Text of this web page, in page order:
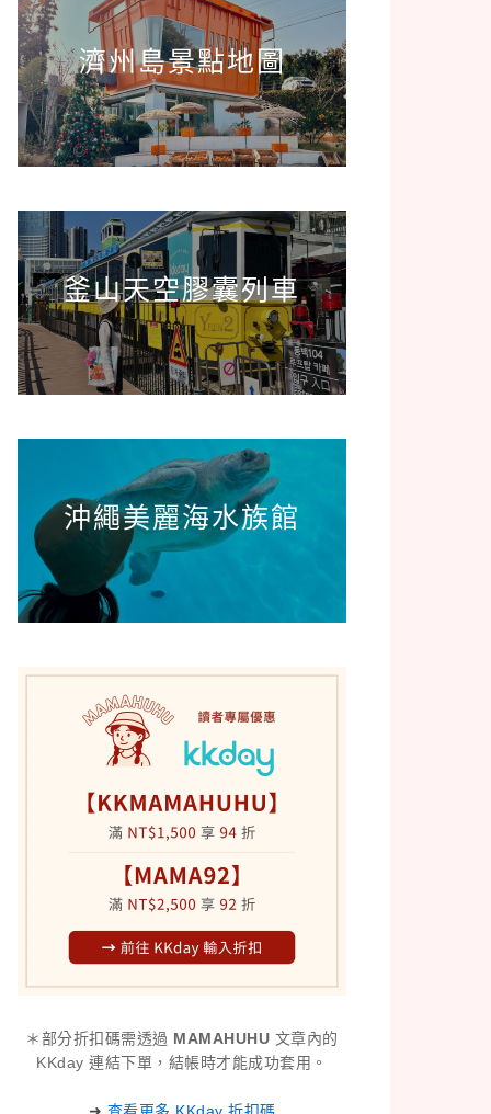
濟州島景點地圖
釜山天空膠囊列車
沖繩美麗海水族館
＊部分折扣碼需透過 MAMAHUHU 文章內的
KKday 連結下單，結帳時才能成功套用。